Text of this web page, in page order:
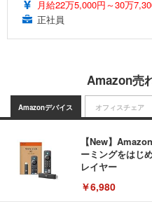
月給22万5,000円～30万
正社員
Amazon売
Amazonデバイス
【New】
ーミングをはじ
レイヤー
￥6,980
オフィスチェア